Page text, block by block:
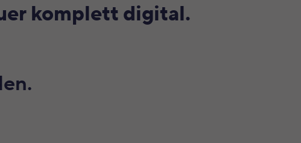
komplett digital.